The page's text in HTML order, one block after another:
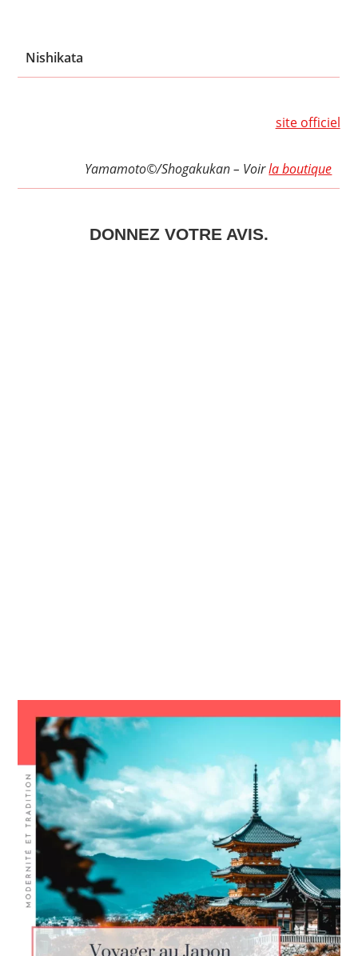
Nishikata
site officiel
Yamamoto©/Shogakukan – Voirla boutique
DONNEZ VOTRE AVIS.